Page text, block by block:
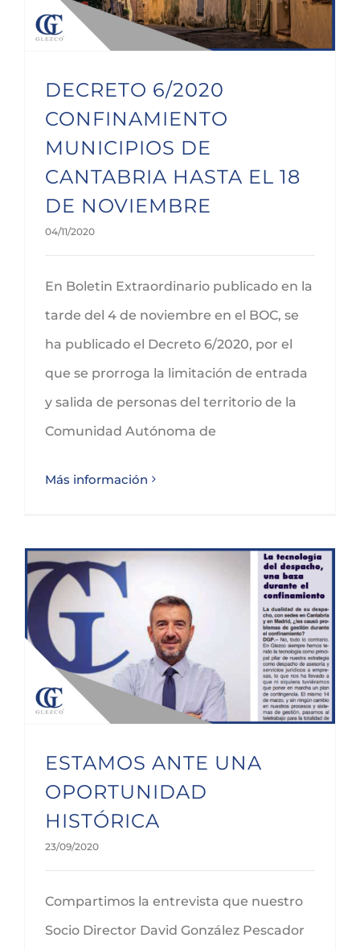
DECRETO 6/2020
CONFINAMIENTO
MUNICIPIOS DE
CANTABRIA HASTA EL 18
DE NOVIEMBRE
04/11/2020
En Boletin Extraordinario publicado en la
tarde del 4 de noviembre en el BOC, se
ha publicado el Decreto 6/2020, por el
que se prorroga la limitación de entrada
y salida de personas del territorio de la
Comunidad Autónoma de
Más información
ESTAMOS ANTE UNA
OPORTUNIDAD
HISTÓRICA
23/09/2020
Compartimos la entrevista que nuestro
Socio Director David González Pescador